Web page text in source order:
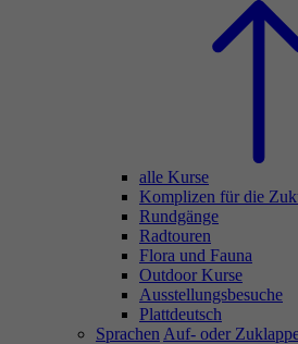
alle Kurse
Komplizen für die
Rundgänge
Radtouren
Flora und Fauna
Outdoor Kurse
Ausstellungsbesuche
Plattdeutsch
Sprachen Auf- oder